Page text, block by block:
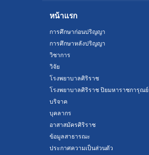
หน้าแรก
การศึกษาก่อนปริญญา
การศึกษาหลังปริญญา
วิชาการ
วิจัย
โรงพยาบาลศิริราช
โรงพยาบาลศิริราช ปิยมหาราชการุณย์
บริจาค
บุคลากร
อาสาสมัครศิริราช
ข้อมูลสาธารณะ
ประกาศความเป็นส่วนตัว